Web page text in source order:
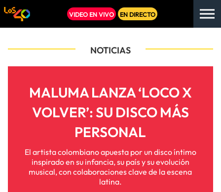
VIDEO EN VIVO EN DIRECTO
NOTICIAS
MALUMA LANZA ‘LOCO X
VOLVER’: SU DISCO MÁS
PERSONAL
El artista colombiano apuesta por un disco íntimo
inspirado en su infancia, su país y su evolución
musical, con colaboraciones clave de la escena
latina.